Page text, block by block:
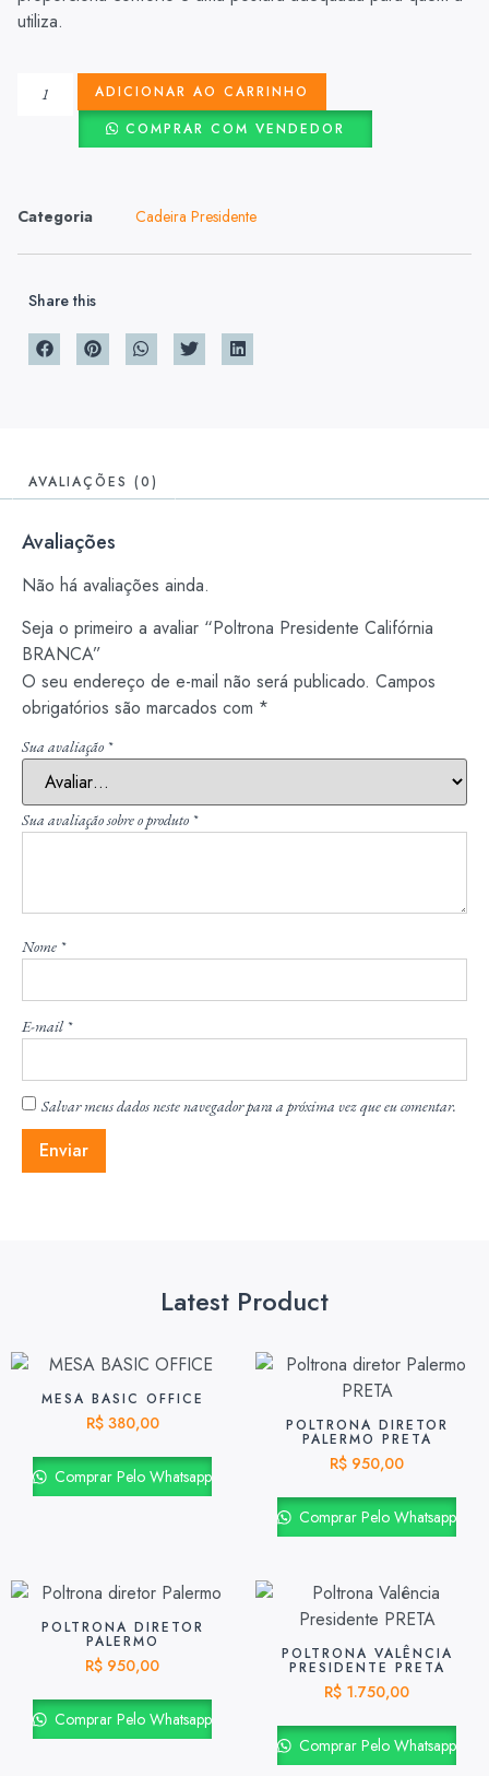
utiliza.
ADICIONAR AO CARRINHO
COMPRAR COM VENDEDOR
Categoria Cadeira Presidente
Share this
AVALIAÇÕES (0)
Avaliações
Não há avaliações ainda.
Seja o primeiro a avaliar “Poltrona Presidente Califórnia
BRANCA”
O seu endereço de e-mail não será publicado. Campos
obrigatórios são marcados com *
Sua avaliação *
Sua avaliação sobre o produto *
Nome *
E-mail*
Salvar meus dados neste navegador para a próxima vez que eu comentar.
Latest Product
MESA BASIC OFFICE
R$380,00
Comprar Pelo Whatsapp
POLTRONA DIRETOR
PALERMO PRETA
R$ 950,00
Comprar Pelo Whatsapp
POLTRONA DIRETOR
PALERMO
R$ 950,00
Comprar Pelo Whatsapp
POLTRONA VALÊNCIA
PRESIDENTE PRETA
R$ 1.750,00
Comprar Pelo Whatsapp